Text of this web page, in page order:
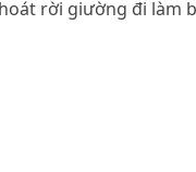
rời giường đi làm